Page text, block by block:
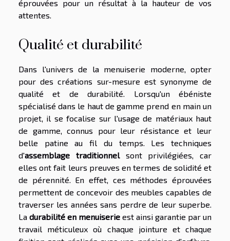
éprouvées pour un résultat à la hauteur de vos
attentes.
Qualité et durabilité
Dans l'univers de la menuiserie moderne, opter
pour des créations sur-mesure est synonyme de
qualité et de durabilité. Lorsqu'un ébéniste
spécialisé dans le haut de gamme prend en main un
projet, il se focalise sur l'usage de matériaux haut
de gamme, connus pour leur résistance et leur
belle patine au fil du temps. Les techniques
d'assemblage traditionnelsont privilégiées, car
elles ont fait leurs preuves en termes de solidité et
de pérennité. En effet, ces méthodes éprouvées
permettent de concevoir des meubles capables de
traverser les années sans perdre de leur superbe.
La durabilité en menuiserie est ainsi garantie par un
travail méticuleux où chaque jointure et chaque